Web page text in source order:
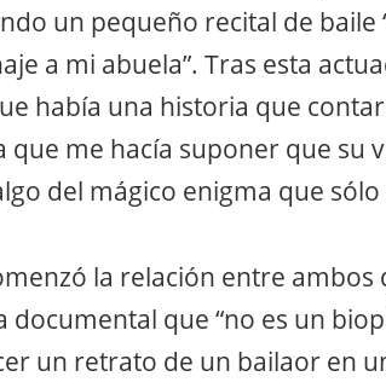
un pequeño recital de
a mi abuela”. Tras esta
había una historia que
que me hacía suponer que su
del mágico enigma que
la relación entre ambos
documental que “no es un
un retrato de un bailaor en